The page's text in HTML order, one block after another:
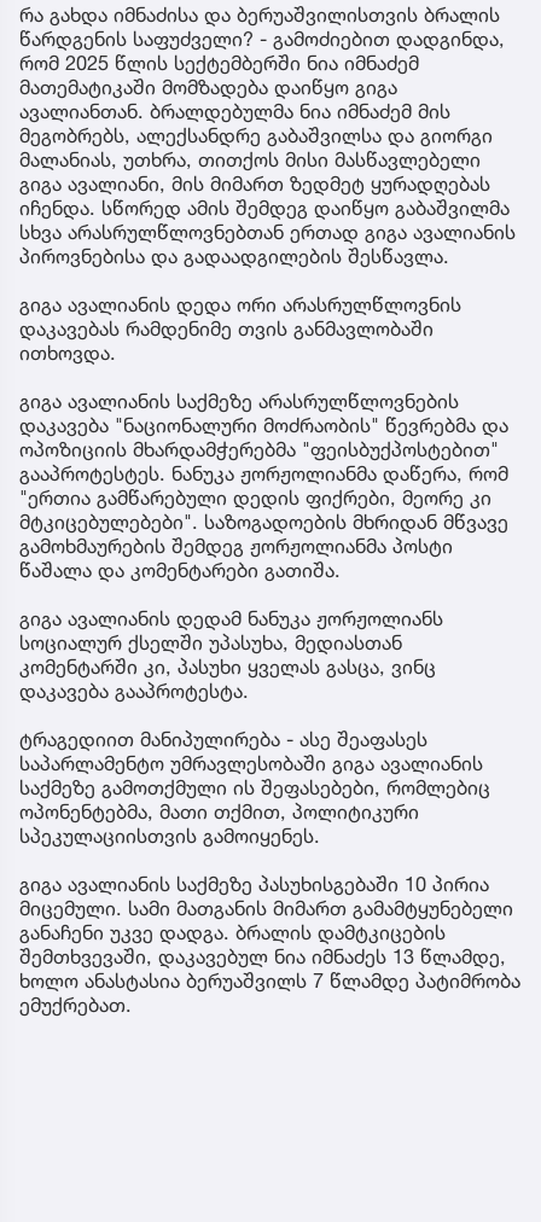
რა გახდა იმნაძისა და ბერუაშვილისთვის ბრალის
წარდგენის საფუძველი? - გამოძიებით დადგინდა,
რომ 2025 წლის სექტემბერში ნია იმნაძემ
მათემატიკაში მომზადება დაიწყო გიგა
ავალიანთან. ბრალდებულმა ნია იმნაძემ მის
მეგობრებს, ალექსანდრე გაბაშვილსა და გიორგი
მალანიას, უთხრა, თითქოს მისი მასწავლებელი
გიგა ავალიანი, მის მიმართ ზედმეტ ყურადღებას
იჩენდა. სწორედ ამის შემდეგ დაიწყო გაბაშვილმა
სხვა არასრულწლოვნებთან ერთად გიგა ავალიანის
პიროვნებისა და გადაადგილების შესწავლა.
გიგა ავალიანის დედა ორი არასრულწლოვნის
დაკავებას რამდენიმე თვის განმავლობაში
ითხოვდა.
გიგა ავალიანის საქმეზე არასრულწლოვნების
დაკავება "ნაციონალური მოძრაობის" წევრებმა და
ოპოზიციის მხარდამჭერებმა "ფეისბუქპოსტებით"
გააპროტესტეს. ნანუკა ჟორჟოლიანმა დაწერა, რომ
"ერთია გამწარებული დედის ფიქრები, მეორე კი
მტკიცებულებები". საზოგადოების მხრიდან მწვავე
გამოხმაურების შემდეგ ჟორჟოლიანმა პოსტი
წაშალა და კომენტარები გათიშა.
გიგა ავალიანის დედამ ნანუკა ჟორჟოლიანს
სოციალურ ქსელში უპასუხა, მედიასთან
კომენტარში კი, პასუხი ყველას გასცა, ვინც
დაკავება გააპროტესტა.
ტრაგედიით მანიპულირება - ასე შეაფასეს
საპარლამენტო უმრავლესობაში გიგა ავალიანის
საქმეზე გამოთქმული ის შეფასებები, რომლებიც
ოპონენტებმა, მათი თქმით, პოლიტიკური
სპეკულაციისთვის გამოიყენეს.
გიგა ავალიანის საქმეზე პასუხისგებაში 10 პირია
მიცემული. სამი მათგანის მიმართ გამამტყუნებელი
განაჩენი უკვე დადგა. ბრალის დამტკიცების
შემთხვევაში, დაკავებულ ნია იმნაძეს 13 წლამდე,
ხოლო ანასტასია ბერუაშვილს 7 წლამდე პატიმრობა
ემუქრებათ.